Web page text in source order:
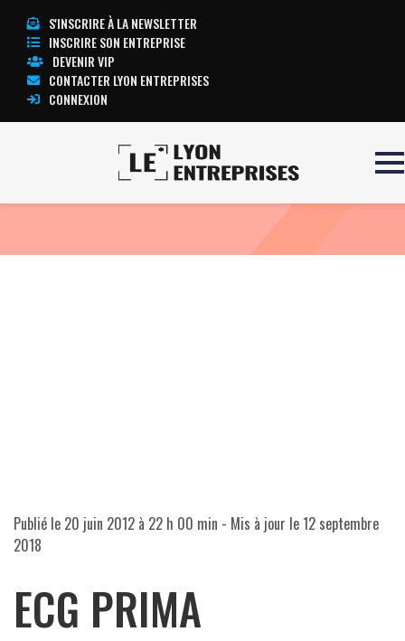
S'INSCRIRE À LA NEWSLETTER
INSCRIRE SON ENTREPRISE
DEVENIR VIP
CONTACTER LYON ENTREPRISES
CONNEXION
Publié le 20 juin 2012 à 22 h 00 min - Mis à jour le12 septembre
2018
ECG PRIMA